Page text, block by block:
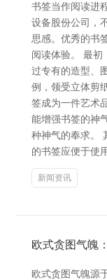
书签当作阅读进
设备股份公司，
思感。优秀的书
阅读体验。 最初
过专有的造型、
例，领受立体剪
签成为一件艺术
能增强书签的神
种神气的奉求。
的书签应便于使
新闻资讯
欧式贪图气魄
欧式贪图气魄源